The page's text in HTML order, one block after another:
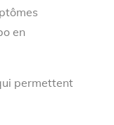
en
permettent